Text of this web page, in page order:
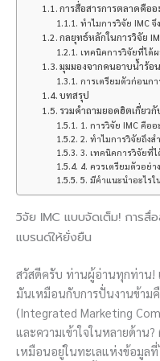
การสื่อสารการตลาดคืออ
ทำไมการวิจัย IMC จึ
กลยุทธ์หลักในการวิจัย
เทคนิคการวิจัยที่ได้ผ
มุมมองจากคนอาบน้ำร้อ
การเตรียมตัวก่อนกา
บทสรุป
รวมคำถามยอดฮิตเกี่ยวกั
1. การวิจัย IMC คืออ
2. ทำไมการวิจัยถึงส
3. เทคนิคการวิจัยที่ไ
4. ควรเตรียมตัวอย่า
5. มีคำแนะนำอะไรใ
วิจัย IMC แบบจัดเต็ม! การสื่
แบรนด์ให้ยั่งยืน
สวัสดีครับ ท่านผู้อ่านทุกท่าน!
มันเหมือนกับการปั่นงานข้าม
(Integrated Marketing
และความเข้าใจในหลายด้าน
เหมือนอยู่ในทะเลแห่งข้อมูล